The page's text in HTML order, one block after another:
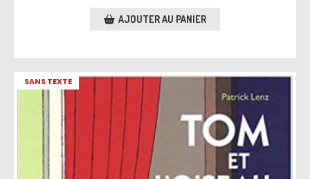
AJOUTER AU PANIER
SANS TEXTE